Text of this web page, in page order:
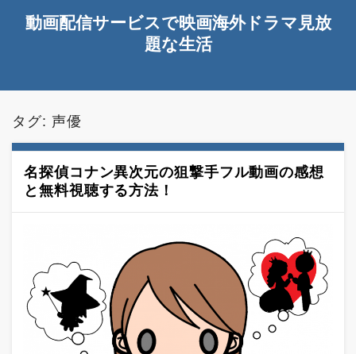
動画配信サービスで映画海外ドラマ見放
題な生活
タグ: 声優
名探偵コナン異次元の狙撃手フル動画の感想
と無料視聴する方法！